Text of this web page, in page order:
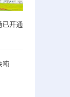
已开通
吨